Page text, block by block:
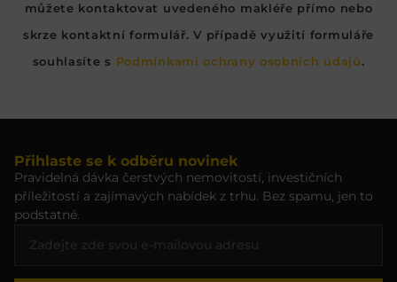
můžete kontaktovat uvedeného makléře přímo nebo
skrze kontaktní formulář. V případě využití formuláře
souhlasíte s Podmínkami ochrany osobních údajů.
Přihlaste se k odběru novinek
Pravidelná dávka čerstvých nemovitostí, investičních
příležitostí a zajímavých nabídek z trhu. Bez spamu, jen to
podstatné.